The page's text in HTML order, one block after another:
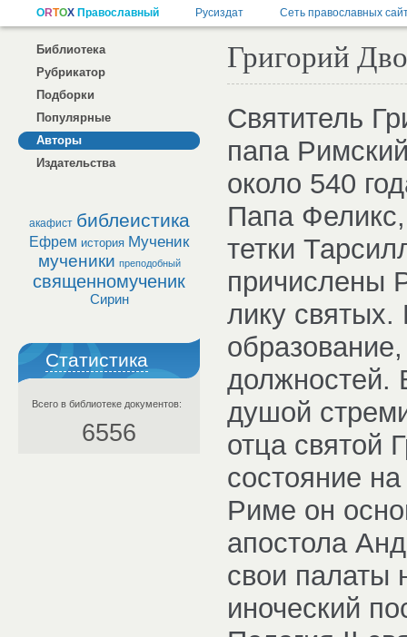
Библиотека
Рубрикатор
Подборки
Популярные
Авторы
Издательства
акафист библеистика
Ефрем история Мученик
мученики преподобный
священномученик
Сирин
Статистика
Всего в библиотеке документов:
6556
Григорий
Святитель
папа
около 540
Папа
тетки
причислены
лику святых.
должностей.
душой
отца святой
состояние
Риме он
апостола
свои палаты
иноческий